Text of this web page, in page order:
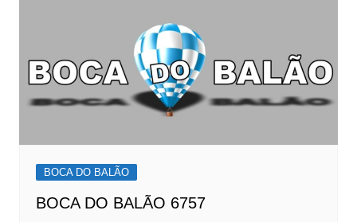
BOCA DO BALÃO
BOCA DO BALÃO 6757